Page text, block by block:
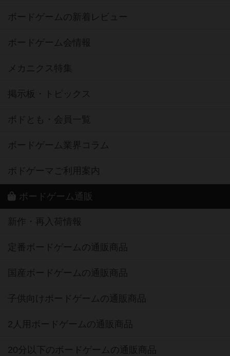
ボードゲームの新着レビュー
ボードゲーム会情報
メカニクス特集
掲示板・トピックス
ボドとも・会員一覧
ボードゲーム業界コラム
ボドゲーマご利用案内
ボードゲーム通販
新作・再入荷情報
定番ボードゲームの通販商品
国産ボードゲームの通販商品
子供向けボードゲームの通販商品
2人用ボードゲームの通販商品
20分以下のボードゲームの通販商品